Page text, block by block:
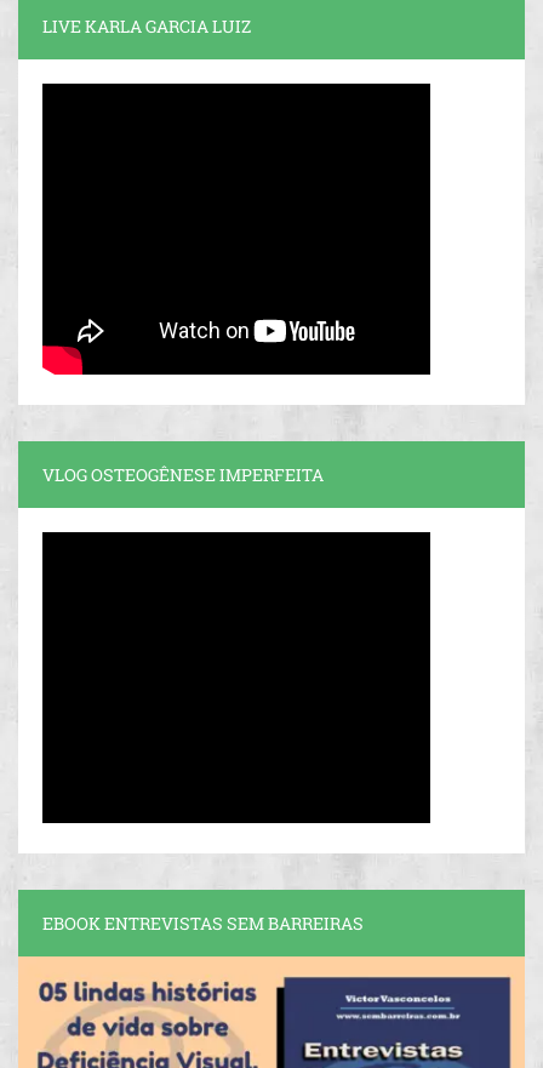
LIVE KARLA GARCIA LUIZ
VLOG OSTEOGÊNESE IMPERFEITA
EBOOK ENTREVISTAS SEM BARREIRAS